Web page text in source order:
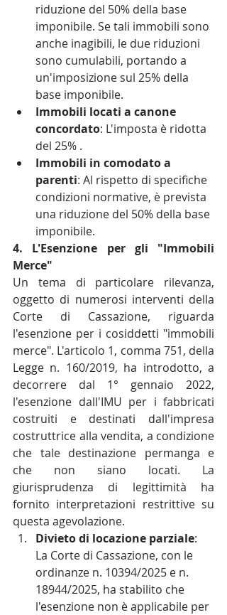
riduzione del 50% della base
imponibile. Se tali immobili sono
anche inagibili, le due riduzioni
sono cumulabili, portando a
un'imposizione sul 25% della
base imponibile.
Immobili locati a canone
concordato: L'imposta è ridotta
del 25% .
Immobili in comodato a
parenti: Al rispetto di specifiche
condizioni normative, è prevista
una riduzione del 50% della base
imponibile.
4. L'Esenzione per gli "Immobili
Merce"
Un tema di particolare rilevanza,
oggetto di numerosi interventi della
Corte di Cassazione, riguarda
l'esenzione per i cosiddetti "immobili
merce". L'articolo 1, comma 751, della
Legge n. 160/2019, ha introdotto, a
decorrere dal 1° gennaio 2022,
l'esenzione dall'IMU per i fabbricati
costruiti e destinati dall'impresa
costruttrice alla vendita, a condizione
che tale destinazione permanga e
che non siano locati. La
giurisprudenza di legittimità ha
fornito interpretazioni restrittive su
questa agevolazione.
Divieto di locazione parziale:
La Corte di Cassazione, con le
ordinanze n. 10394/2025 e n.
18944/2025, ha stabilito che
l'esenzione non è applicabile per